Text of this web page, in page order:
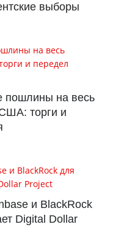
выборы
пошлины на весь
торги и
и BlackRock
Digital Dollar